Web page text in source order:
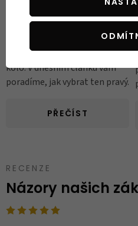
zvlášť pokud vás stál nejednu
výplatu. Jednou z mála
spolehlivých možností je
správně zvolený zámek na
kolo. V dnešním článku vám
poradíme, jak vybrat ten pravý.
PŘEČÍST
RECENZE
Názory našich